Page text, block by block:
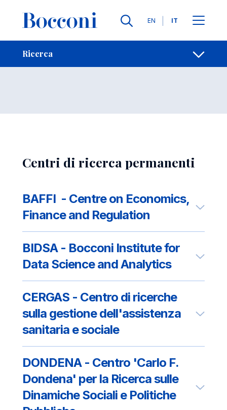
Lingue
EN IT
Ricerca
Briciole di pane
Centri di ricerca
Centri di ricerca permanenti
BAFFI - Centre on Economics,
Finance and Regulation
BIDSA - Bocconi Institute for
Data Science and Analytics
CERGAS - Centro di ricerche
sulla gestione dell'assistenza
sanitaria e sociale
DONDENA - Centro 'Carlo F.
Dondena' per la Ricerca sulle
Dinamiche Sociali e Politiche